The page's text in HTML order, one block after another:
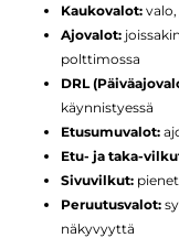
Kaukovalot:
Ajovalot:
polttimossa
DRL
käynnistyessä
Etusumuvalot:
Etu- ja taka-
Sivuvilkut:
Peruutusvalot:
näkyvyyttä